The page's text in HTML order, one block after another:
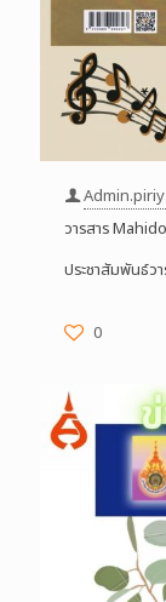
วารสาร
ประชาสัมพันธ์ว
0